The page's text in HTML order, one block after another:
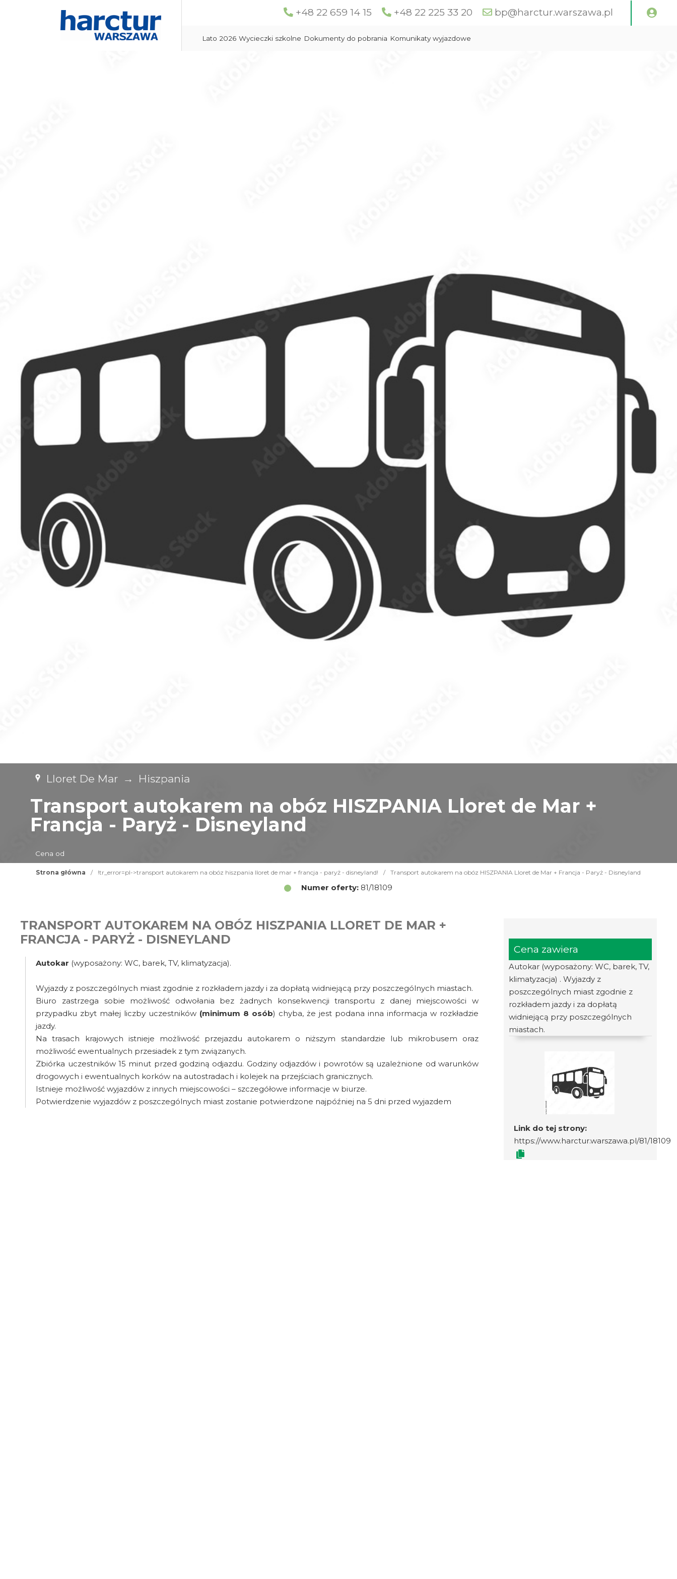
+48 22 659 14 15 +48 22 225 33 20 bp@harctur.warszawa.pl
Lato 2026 Wycieczki szkolne Dokumenty do pobrania Komunikaty wyjazdowe
Lloret De Mar → Hiszpania
Transport autokarem na obóz HISZPANIA Lloret de Mar +
Francja - Paryż - Disneyland
Cena od
Strona główna / !tr_error=pl->transport autokarem na obóz hiszpania lloret de mar + francja - paryż - disneyland! / Transport autokarem na obóz HISZPANIA Lloret de Mar + Francja - Paryż - Disneyland
Numer oferty: 81/18109
Cena zawiera
Autokar (wyposażony: WC, barek, TV,
klimatyzacja) . Wyjazdy z
poszczególnych miast zgodnie z
rozkładem jazdy i za dopłatą
widniejącą przy poszczególnych
miastach.
Link do tej strony:
https://www.harctur.warszawa.pl/81/18109
TRANSPORT AUTOKAREM NA OBÓZ HISZPANIA LLORET DE MAR +
FRANCJA - PARYŻ - DISNEYLAND
Autokar (wyposażony: WC, barek, TV, klimatyzacja).
Wyjazdy z poszczególnych miast zgodnie z rozkładem jazdy i za dopłatą widniejącą przy poszczególnych miastach.
Biuro zastrzega sobie możliwość odwołania bez żadnych konsekwencji transportu z danej miejscowości w
przypadku zbyt małej liczby uczestników (minimum 8 osób) chyba, że jest podana inna informacja w rozkładzie
jazdy.
Na trasach krajowych istnieje możliwość przejazdu autokarem o niższym standardzie lub mikrobusem oraz
możliwość ewentualnych przesiadek z tym związanych.
Zbiórka uczestników 15 minut przed godziną odjazdu. Godziny odjazdów i powrotów są uzależnione od warunków
drogowych i ewentualnych korków na autostradach i kolejek na przejściach granicznych.
Istnieje możliwość wyjazdów z innych miejscowości – szczegółowe informacje w biurze.
Potwierdzenie wyjazdów z poszczególnych miast zostanie potwierdzone najpóźniej na 5 dni przed wyjazdem